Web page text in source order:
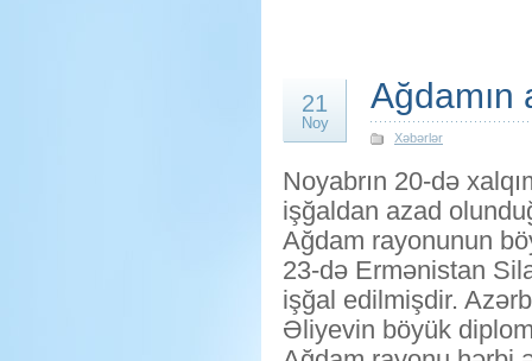
21
Noy
Ağdamın
Xəbərlər
Noyabrın 20-də
işğaldan azad
Ağdam rayonunun
23-də Ermənistan
işğal edilmişdir.
Əliyevin böyük